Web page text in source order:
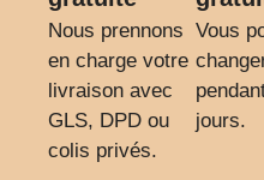
Nous prennons
en charge votre
livraison avec
GLS, DPD ou
colis privés.
Vous
jours.